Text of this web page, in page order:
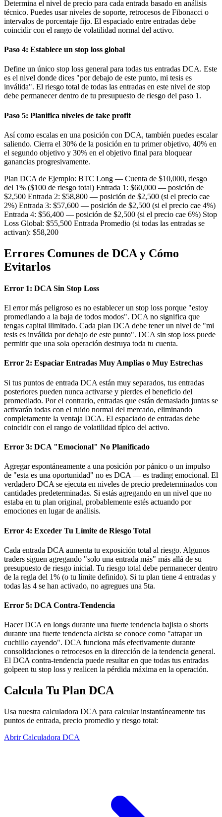
Determina el nivel de precio para cada entrada basado en análisis
técnico. Puedes usar niveles de soporte, retrocesos de Fibonacci o
intervalos de porcentaje fijo. El espaciado entre entradas debe
coincidir con el rango de volatilidad normal del activo.
Paso 4: Establece un stop loss global
Define un único stop loss general para todas tus entradas DCA. Este
es el nivel donde dices "por debajo de este punto, mi tesis es
inválida". El riesgo total de todas las entradas en este nivel de stop
debe permanecer dentro de tu presupuesto de riesgo del paso 1.
Paso 5: Planifica niveles de take profit
Así como escalas en una posición con DCA, también puedes escalar
saliendo. Cierra el 30% de la posición en tu primer objetivo, 40% en
el segundo objetivo y 30% en el objetivo final para bloquear
ganancias progresivamente.
Plan DCA de Ejemplo: BTC Long — Cuenta de $10,000, riesgo
del 1% ($100 de riesgo total) Entrada 1: $60,000 — posición de
$2,500 Entrada 2: $58,800 — posición de $2,500 (si el precio cae
2%) Entrada 3: $57,600 — posición de $2,500 (si el precio cae 4%)
Entrada 4: $56,400 — posición de $2,500 (si el precio cae 6%) Stop
Loss Global: $55,500 Entrada Promedio (si todas las entradas se
activan): $58,200
Errores Comunes de DCA y Cómo
Evitarlos
Error 1: DCA Sin Stop Loss
El error más peligroso es no establecer un stop loss porque "estoy
promediando a la baja de todos modos". DCA no significa que
tengas capital ilimitado. Cada plan DCA debe tener un nivel de "mi
tesis es inválida por debajo de este punto". DCA sin stop loss puede
permitir que una sola operación destruya toda tu cuenta.
Error 2: Espaciar Entradas Muy Amplias o Muy Estrechas
Si tus puntos de entrada DCA están muy separados, tus entradas
posteriores pueden nunca activarse y pierdes el beneficio del
promediado. Por el contrario, entradas que están demasiado juntas se
activarán todas con el ruido normal del mercado, eliminando
completamente la ventaja DCA. El espaciado de entradas debe
coincidir con el rango de volatilidad típico del activo.
Error 3: DCA "Emocional" No Planificado
Agregar espontáneamente a una posición por pánico o un impulso
de "esta es una oportunidad" no es DCA — es trading emocional. El
verdadero DCA se ejecuta en niveles de precio predeterminados con
cantidades predeterminadas. Si estás agregando en un nivel que no
estaba en tu plan original, probablemente estés actuando por
emociones en lugar de análisis.
Error 4: Exceder Tu Límite de Riesgo Total
Cada entrada DCA aumenta tu exposición total al riesgo. Algunos
traders siguen agregando "solo una entrada más" más allá de su
presupuesto de riesgo inicial. Tu riesgo total debe permanecer dentro
de la regla del 1% (o tu límite definido). Si tu plan tiene 4 entradas y
todas las 4 se han activado, no agregues una 5ta.
Error 5: DCA Contra-Tendencia
Hacer DCA en longs durante una fuerte tendencia bajista o shorts
durante una fuerte tendencia alcista se conoce como "atrapar un
cuchillo cayendo". DCA funciona más efectivamente durante
consolidaciones o retrocesos en la dirección de la tendencia general.
El DCA contra-tendencia puede resultar en que todas tus entradas
golpeen tu stop loss y realicen la pérdida máxima en la operación.
Calcula Tu Plan DCA
Usa nuestra calculadora DCA para calcular instantáneamente tus
puntos de entrada, precio promedio y riesgo total:
Abrir Calculadora DCA